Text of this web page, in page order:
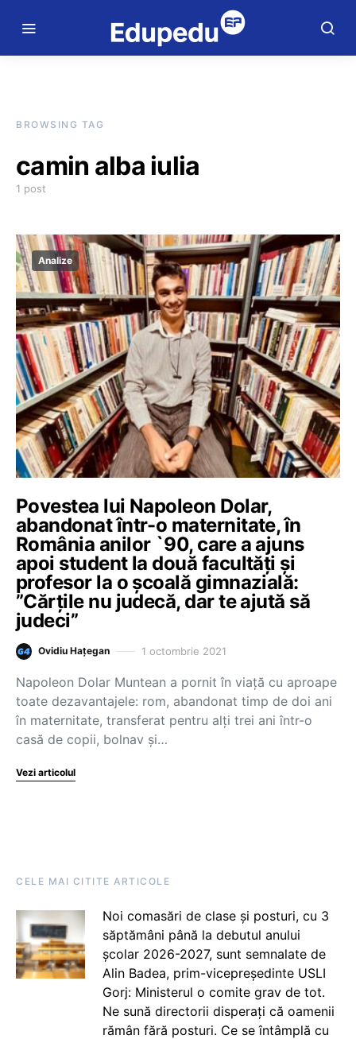
BROWSING TAG
camin alba iulia
1 post
Analize
Povestea lui Napoleon Dolar,
abandonat într-o maternitate, în
România anilor `90, care a ajuns
apoi student la două facultăți și
profesor la o școală gimnazială:
”Cărțile nu judecă, dar te ajută să
judeci”
Ovidiu Hațegan 1 octombrie 2021
Napoleon Dolar Muntean a pornit în viață cu aproape
toate dezavantajele: rom, abandonat timp de doi ani
în maternitate, transferat pentru alți trei ani într-o
casă de copii, bolnav și…
Vezi articolul
CELE MAI CITITE ARTICOLE
Noi comasări de clase și posturi, cu 3
săptămâni până la debutul anului
școlar 2026-2027, sunt semnalate de
Alin Badea, prim-vicepreședinte USLI
Gorj: Ministerul o comite grav de tot.
Ne sună directorii disperați că oamenii
rămân fără posturi. Ce se întâmplă cu